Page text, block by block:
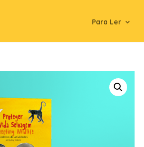
Para Ler